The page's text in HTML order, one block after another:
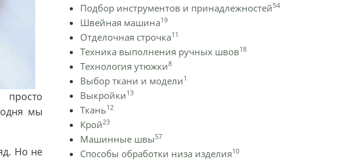
просто
мы
Но не
Подбор инструментов и принадлежностей54
Швейная машина19
Отделочная строчка11
Техника выполнения ручных швов18
Технология утюжки8
Выбор ткани и модели1
Выкройки13
Ткань12
Крой23
Машинные швы57
Способы обработки низа изделия10